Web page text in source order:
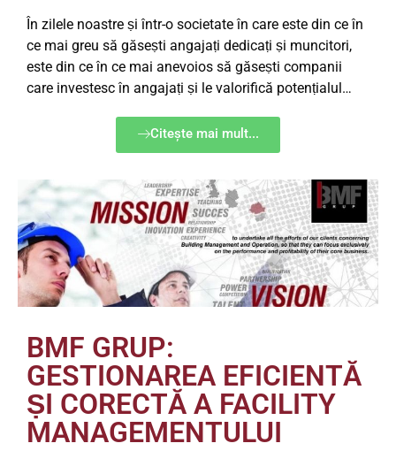
În zilele noastre ṣi într-o societate în care este din ce în
ce mai greu să găseṣti angajaṭi dedicaṭi ṣi muncitori,
este din ce în ce mai anevoios să găseṣti companii
care investesc în angajaṭi ṣi le valorifică potenṭialul…
Citește mai mult...
BMF GRUP:
GESTIONAREA EFICIENTĂ
ṢI CORECTĂ A FACILITY
MANAGEMENTULUI